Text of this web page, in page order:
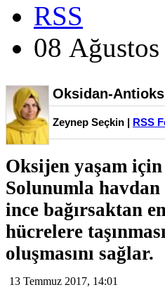
RSS
08
Oksidan-
Zeynep Seçkin | RSS
Oksijen yaşam
Solunumla havdan
ince bağırsaktan
hücrelere
oluşmasını sağlar.
13 Temmuz 2017, 14:01